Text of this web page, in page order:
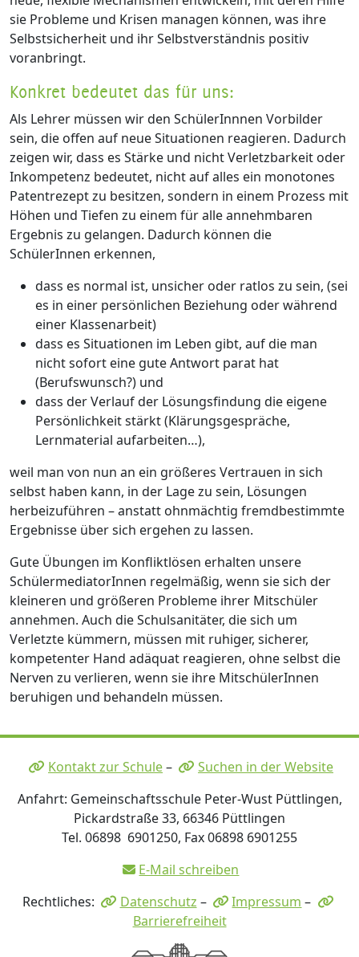
sie Probleme und Krisen managen können, was ihre
Selbstsicherheit und ihr Selbstverständnis positiv
voranbringt.
Konkret bedeutet das für uns:
Als Lehrer müssen wir den SchülerInnnen Vorbilder
sein, die offen auf neue Situationen reagieren. Dadurch
zeigen wir, dass es Stärke und nicht Verletzbarkeit oder
Inkompetenz bedeutet, nicht auf alles ein monotones
Patentrezept zu besitzen, sondern in einem Prozess mit
Höhen und Tiefen zu einem für alle annehmbaren
Ergebnis zu gelangen. Dadurch können die
SchülerInnen erkennen,
dass es normal ist, unsicher oder ratlos zu sein, (sei
es in einer persönlichen Beziehung oder während
einer Klassenarbeit)
dass es Situationen im Leben gibt, auf die man
nicht sofort eine gute Antwort parat hat
(Berufswunsch?) und
dass der Verlauf der Lösungsfindung die eigene
Persönlichkeit stärkt (Klärungsgespräche,
Lernmaterial aufarbeiten…),
weil man von nun an ein größeres Vertrauen in sich
selbst haben kann, in der Lage zu sein, Lösungen
herbeizuführen – anstatt ohnmächtig fremdbestimmte
Ergebnisse über sich ergehen zu lassen.
Gute Übungen im Konfliktlösen erhalten unsere
SchülermediatorInnen regelmäßig, wenn sie sich der
kleineren und größeren Probleme ihrer Mitschüler
annehmen. Auch die Schulsanitäter, die sich um
Verletzte kümmern, müssen mit ruhiger, sicherer,
kompetenter Hand adäquat reagieren, ohne selbst die
Nerven zu verlieren, wenn sie ihre MitschülerInnen
beruhigen und behandeln müssen.
Kontakt zur Schule–
Suchen in der Website
Anfahrt: Gemeinschaftsschule Peter-Wust Püttlingen,
Pickardstraße 33, 66346 Püttlingen
Tel. 06898 6901250, Fax 06898 6901255
E-Mail schreiben
Rechtliches:
Datenschutz – Impressum –
Barrierefreiheit